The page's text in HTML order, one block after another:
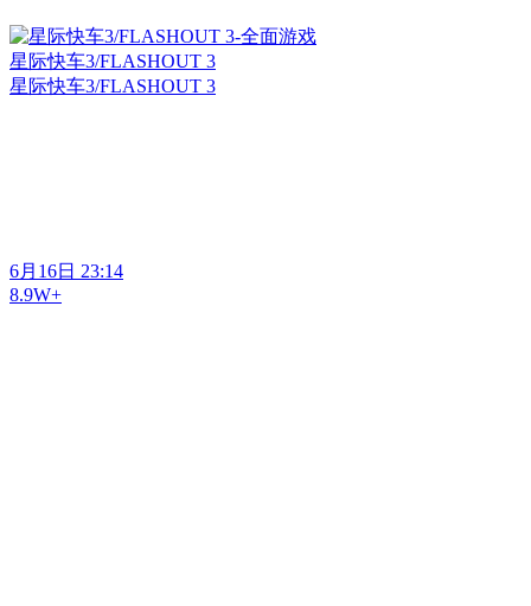
星际快车3/FLASHOUT 3
星际快车3/FLASHOUT 3
6月16日 23:14
8.9W+